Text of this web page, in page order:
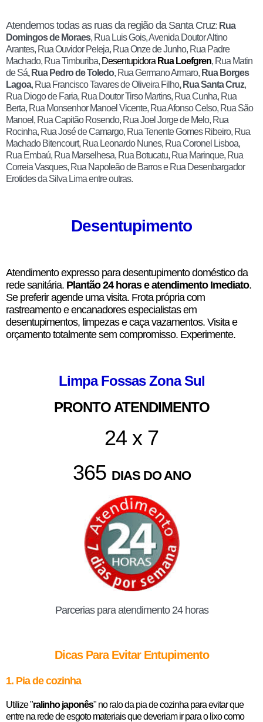
Atendemos todas as ruas da região da Santa Cruz: Rua
Domingos de Moraes, Rua Luis Gois, Avenida Doutor Altino
Arantes, Rua Ouvidor Peleja, Rua Onze de Junho, Rua Padre
Machado, Rua Timburiba, Desentupidora Rua Loefgren, Rua Matin
de Sá, Rua Pedro de Toledo, Rua Germano Armaro, Rua Borges
Lagoa, Rua Francisco Tavares de Oliveira Filho, Rua Santa Cruz,
Rua Diogo de Faria, Rua Doutor Tirso Martins, Rua Cunha, Rua
Berta, Rua Monsenhor Manoel Vicente, Rua Afonso Celso, Rua São
Manoel, Rua Capitão Rosendo, Rua Joel Jorge de Melo, Rua
Rocinha, Rua José de Camargo, Rua Tenente Gomes Ribeiro, Rua
Machado Bitencourt, Rua Leonardo Nunes, Rua Coronel Lisboa,
Rua Embaú, Rua Marselhesa, Rua Botucatu, Rua Marinque, Rua
Correia Vasques, Rua Napoleão de Barros e Rua Desenbargador
Erotides da Silva Lima entre outras.
Desentupimento
Atendimento expresso para desentupimento doméstico da
rede sanitária. Plantão 24 horas e atendimento Imediato.
Se preferir agende uma visita. Frota própria com
rastreamento e encanadores especialistas em
desentupimentos, limpezas e caça vazamentos. Visita e
orçamento totalmente sem compromisso. Experimente.
Limpa Fossas Zona Sul
PRONTO ATENDIMENTO
24 x 7
365 DIAS DO ANO
Parcerias para atendimento 24 horas
Dicas Para Evitar Entupimento
1. Pia de cozinha
Utilize "ralinho japonês" no ralo da pia de cozinha para evitar que
entre na rede de esgoto materiais que deveriam ir para o lixo como